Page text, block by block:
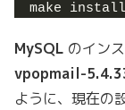
make
MySQL のイン
vpopmail-
ように、現在の